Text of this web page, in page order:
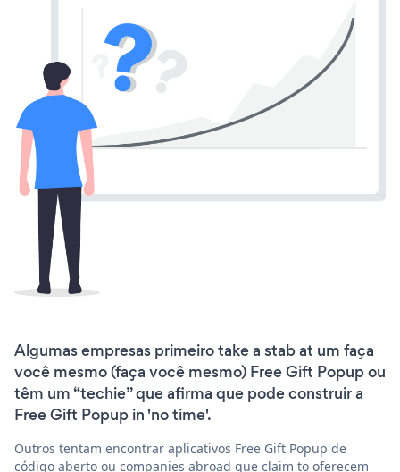
Algumas empresas primeiro take a stab at um faça
você mesmo (faça você mesmo) Free Gift Popup ou
têm um “techie” que afirma que pode construir a
Free Gift Popup in 'no time'.
Outros tentam encontrar aplicativos Free Gift Popup de
código aberto ou companies abroad que claim to oferecem